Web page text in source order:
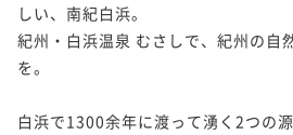
しい、南紀白浜。
紀州・白浜温泉 むさしで、紀州の自
を。
白浜で1300余年に渡って湧く2つの